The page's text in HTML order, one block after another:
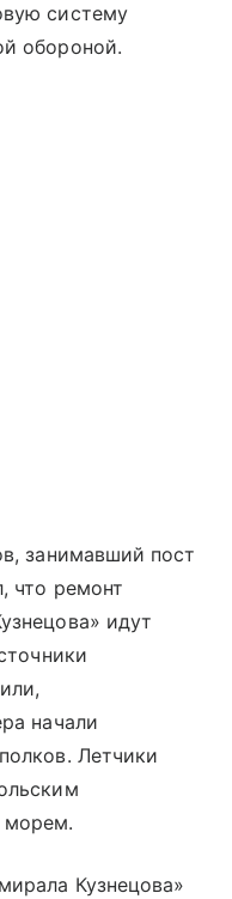
систему
обороной.
занимавший пост
что ремонт
идут
начали
Летчики
морем.
Кузнецова»